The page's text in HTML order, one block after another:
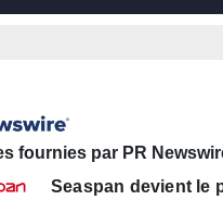
fournies par PR
Seaspan devient le